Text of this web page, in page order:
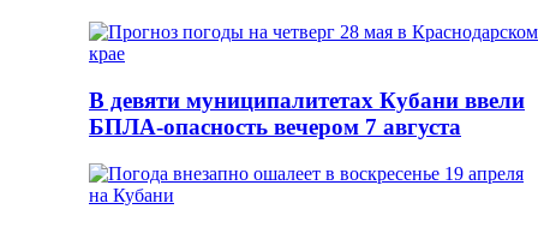
В девяти муниципалитетах Кубани ввели
БПЛА-опасность вечером 7 августа